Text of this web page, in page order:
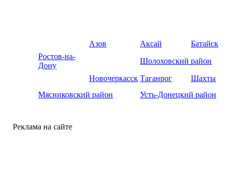
Азов Аксай
Батайск
Ростов-на-
Дону
Шолоховский район
Новочеркасск Таганрог
Шахты
Мясниковский район
Усть-Донецкий район
Реклама на сайте